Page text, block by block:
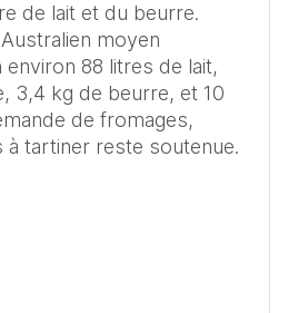
de lait et du beurre.
moyen
88 litres de lait,
3,4 kg de beurre, et 10
de fromages,
tartiner reste soutenue.